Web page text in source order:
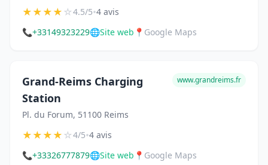
★★★★☆4.5/5•4 avis
📞+33149323229🌐Site web 📍 Google Maps
Grand-Reims Charging
Station
Pl. du Forum, 51100 Reims
www.grandreims.fr
★★★★☆4/5•4 avis
📞+33326777879🌐Site web 📍 Google Maps